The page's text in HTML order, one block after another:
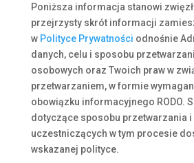
Poniższa informacja stanowi
przejrzysty skrót informacji
w Polityce Prywatności odnośnie
danych, celu i sposobu
osobowych oraz Twoich praw w
przetwarzaniem, w formie
obowiązku informacyjnego RODO.
dotyczące sposobu przetwarzania
uczestniczących w tym procesie
wskazanej polityce.